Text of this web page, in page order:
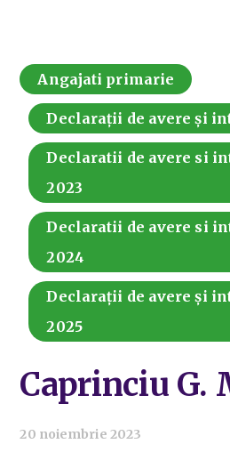
Angajati primarie
Declarații de avere și
Declaratii de avere si
2023
Declaratii de avere si
2024
Declarații de avere și
2025
Caprinciu G.
20 noiembrie 2023